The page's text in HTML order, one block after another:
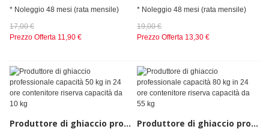
* Noleggio 48 mesi (rata mensile)
17,00 €
Prezzo Offerta 11,90 €
* Noleggio 48 mesi (rata mensile)
19,00 €
Prezzo Offerta 13,30 €
Produttore di ghiaccio professionale capacità 50 kg in 24 ore contenitore riserva capacità da 10 kg Produttore di ghiaccio professionale capacità 80 kg in 24 ore contenitore riserva capacità da 55 kg